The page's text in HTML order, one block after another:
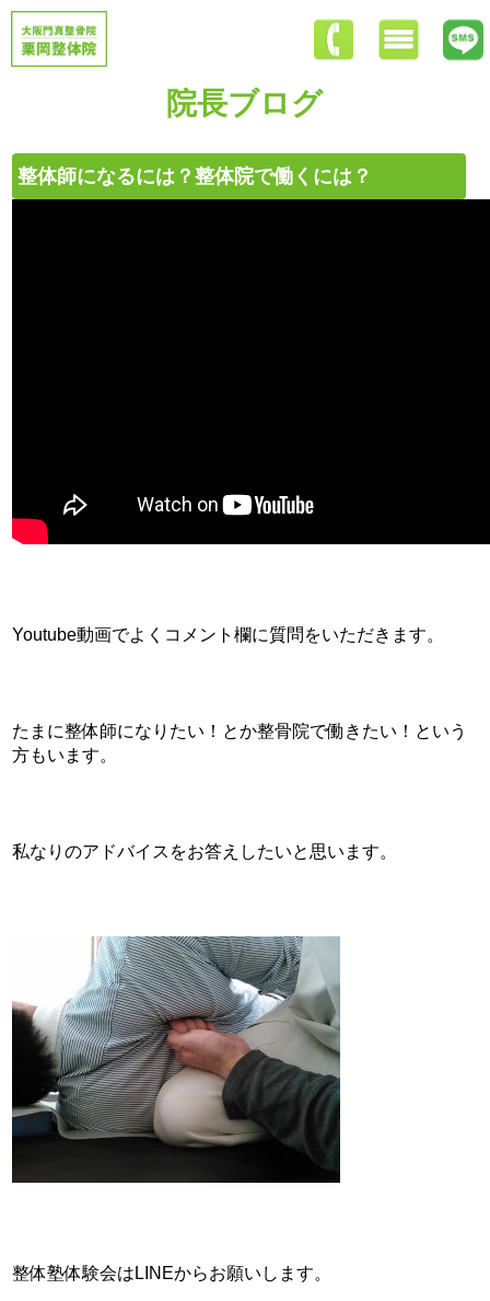
院長ブログ
整体師になるには？整体院で働くには？
Youtube動画でよくコメント欄に質問をいただきます。
たまに整体師になりたい！とか整骨院で働きたい！という
方もいます。
私なりのアドバイスをお答えしたいと思います。
整体塾体験会はLINEからお願いします。